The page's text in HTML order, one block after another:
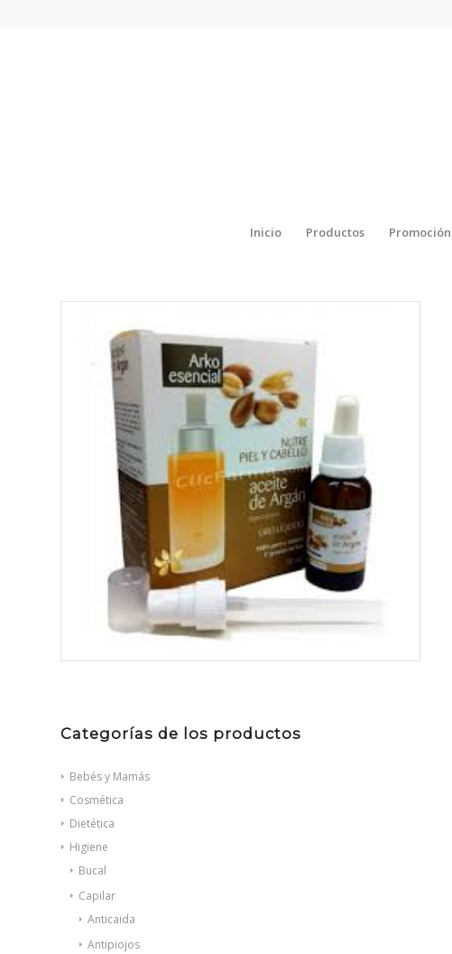
Inicio Productos Promoción
Categorías de los productos
Bebés y Mamás
Cosmética
Dietética
Higiene
Bucal
Capilar
Anticaida
Antipiojos